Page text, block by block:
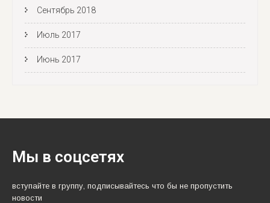
Сентябрь 2018
Июль 2017
Июнь 2017
Мы в соцсетях
вступайте в группу, подписывайтесь что бы не пропустить
новости